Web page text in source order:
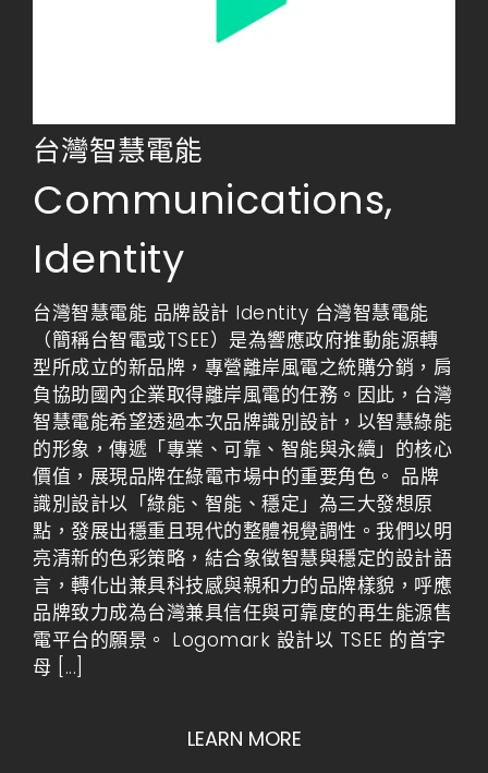
台灣智慧電能
Communications,
Identity
台灣智慧電能 品牌設計 Identity 台灣智慧電能
（簡稱台智電或TSEE）是為響應政府推動能源轉
型所成立的新品牌，專營離岸風電之統購分銷，肩
負協助國內企業取得離岸風電的任務。因此，台灣
智慧電能希望透過本次品牌識別設計，以智慧綠能
的形象，傳遞「專業、可靠、智能與永續」的核心
價值，展現品牌在綠電市場中的重要角色。 品牌
識別設計以「綠能、智能、穩定」為三大發想原
點，發展出穩重且現代的整體視覺調性。我們以明
亮清新的色彩策略，結合象徵智慧與穩定的設計語
言，轉化出兼具科技感與親和力的品牌樣貌，呼應
品牌致力成為台灣兼具信任與可靠度的再生能源售
電平台的願景。 Logomark 設計以 TSEE 的首字
母
[...]
LEARN MORE